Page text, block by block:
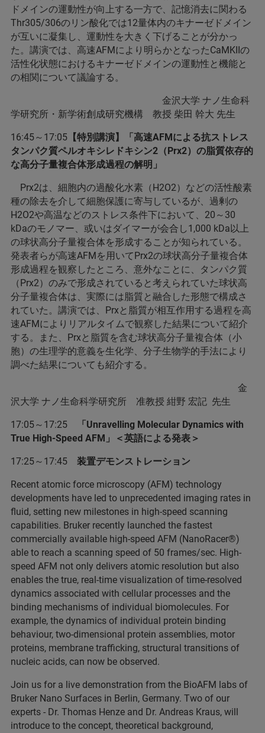
ドメインの運動性が向上する一方で、記憶消去に関わる
Thr305/306のリン酸化では12量体内のキナーゼドメイン
が互いに凝集し、運動性を大きく下げることが分かっ
た。講演では、高速AFMにより明らかとなったCaMKIIの
活性化状態におけるキナーゼドメインの運動性と機能と
の相関について議論する。
金沢大学 ナノ生命科
学研究所・新学術創成研究機構 教授 柴田 幹大 先生
16:45～17:05 【特別講演】「高速AFMによる抗ストレス
タンパク質ペルオキシレドキシン2（Prx2）の脂質依存的
な高分子量複合体形成過程の解明」
Prx2は、細胞内の過酸化水素（H2O2）などの活性酸素
種の除去を介して細胞保護に寄与しているが、過剰の
H2O2や高温などのストレス条件下において、20～30
kDaのモノマー、或いはダイマーが会合し1,000 kDa以上
の球状高分子量複合体を形成することが知られている。
発表者らが高速AFMを用いてPrx2の球状高分子量複合体
形成過程を観察したところ、意外なことに、タンパク質
（Prx2）のみで形成されていると考えられていた球状高
分子量複合体は、実際には脂質と融合した形態で構成さ
れていた。講演では、Prxと脂質が相互作用する過程を高
速AFMによりリアルタイムで観察した結果について紹介
する。また、Prxと脂質を含む球状高分子量複合体（小
胞）の生理学的意義を生化学、分子生物学的手法により
調べた結果についても紹介する。
金
沢大学 ナノ生命科学研究所 准教授 紺野 宏記 先生
17:05～17:25
「Unravelling Molecular Dynamics with
True High-Speed AFM」＜英語による発表＞
17:25～17:45 装置デモンストレーション
Recent atomic force microscopy (AFM) technology
developments have led to unprecedented imaging rates in
fluid, setting new milestones in high-speed scanning
capabilities. Bruker recently launched the fastest
commercially available high-speed AFM (NanoRacer®)
able to reach a scanning speed of 50 frames/sec. High-
speed AFM not only delivers atomic resolution but also
enables the true, real-time visualization of time-resolved
dynamics associated with cellular processes and the
binding mechanisms of individual biomolecules. For
example, the dynamics of individual protein binding
behaviour, two-dimensional protein assemblies, motor
proteins, membrane trafficking, structural transitions of
nucleic acids, can now be observed.
Join us for a live demonstration from the BioAFM labs of
Bruker Nano Surfaces in Berlin, Germany. Two of our
experts - Dr. Thomas Henze and Dr. Andreas Kraus, will
introduce to the concept, theoretical background,